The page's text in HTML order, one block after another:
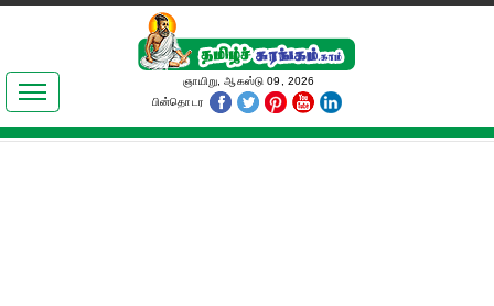
இலக்கியங்கள்
தமிழ் உலகம்
ஞாயிறு, ஆகஸ்டு 09, 2026
பின்தொடர